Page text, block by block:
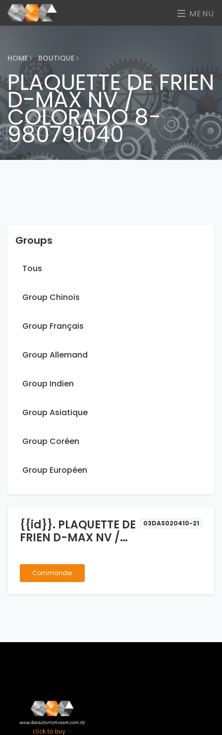
MENU
HOME BOUTIQUE
PLAQUETTE DE FRIEN
D-MAX NV /
COLORADO 8-
980791040
Groups
Tous
Group Chinois
Group Français
Group Allemand
Group Indien
Group Asiatique
Group Coréen
Group Européen
{{id}}. PLAQUETTE DE
FRIEN D-MAX NV /
980791040
03DAS020410-21
Commander